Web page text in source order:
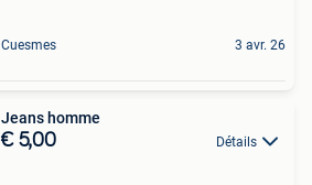
Cuesmes 3 avr. 26
Jeans homme
€ 5,00 Détails